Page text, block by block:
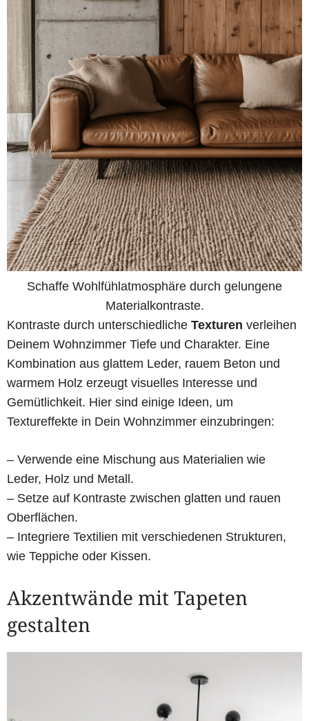
Schaffe Wohlfühlatmosphäre durch gelungene
Materialkontraste.
Kontraste durch unterschiedliche Texturen verleihen
Deinem Wohnzimmer Tiefe und Charakter. Eine
Kombination aus glattem Leder, rauem Beton und
warmem Holz erzeugt visuelles Interesse und
Gemütlichkeit. Hier sind einige Ideen, um
Textureffekte in Dein Wohnzimmer einzubringen:
– Verwende eine Mischung aus Materialien wie
Leder, Holz und Metall.
– Setze auf Kontraste zwischen glatten und rauen
Oberflächen.
– Integriere Textilien mit verschiedenen Strukturen,
wie Teppiche oder Kissen.
Akzentwände mit Tapeten
gestalten